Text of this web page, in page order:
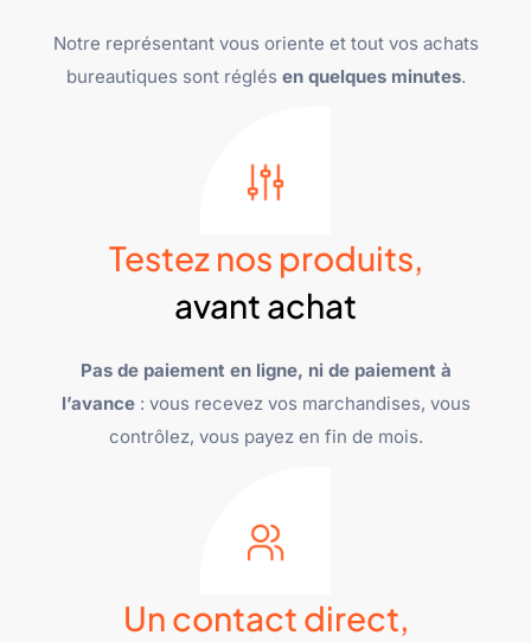
Notre représentant vous oriente et tout vos achats
bureautiques sont réglés en quelques minutes.
Testez nos produits,
avant achat
Pas de paiement en ligne, ni de paiement à
l’avance: vous recevez vos marchandises, vous
contrôlez, vous payez en fin de mois.
Un contact direct,